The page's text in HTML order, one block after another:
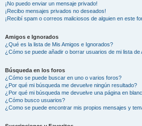
¡No puedo enviar un mensaje privado!
¡Recibo mensajes privados no deseados!
¡Recibí spam o correos maliciosos de alguien en este
Amigos e Ignorados
¿Qué es la lista de Mis Amigos e Ignorados?
¿Cómo se puede añadir o borrar usuarios de mi lista de
Búsqueda en los foros
¿Cómo se puede buscar en uno o varios foros?
¿Por qué mi búsqueda me devuelve ningún resultado?
¿Por qué mi búsqueda me devuelve una página en
¿Cómo busco usuarios?
¿Como se puede encontrar mis propios mensajes y